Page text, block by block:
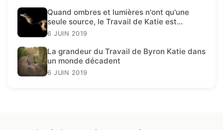
Quand ombres et lumières n'ont qu'une
seule source, le Travail de Katie est
présent.
6 JUIN 2019
La grandeur du Travail de Byron Katie dans
un monde décadent
6 JUIN 2019